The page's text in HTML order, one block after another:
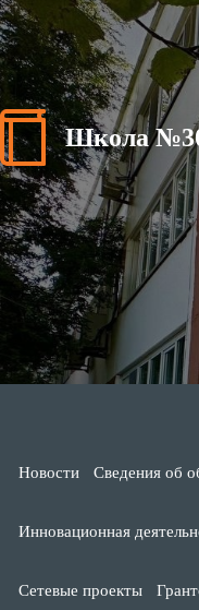
Школа
Новости Сведения об
Инновационная
Сетевые проекты